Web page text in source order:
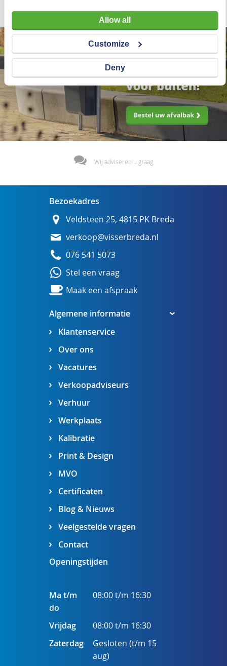
Allow all
Customize
Deny
Wij adviseren u graag
Algemene informatie
Klantenservice
Over ons
Vacatures
Verkoopadviseurs
Verhuur
Werkplaats
Kalibratie
Print & Design
MVO
Certificaten
Blog & Nieuws
Veelgestelde vragen
Contact
Bezoekadres
Veldsteen 25, 4815 PK Breda
verkoop@visserbreda.nl
076 541 5073
Stel een vraag
Maak een afspraak
Openingstijden
Ma t/m
do
08:00 t/m 16:30
Vrijdag
08:00 t/m 16:30
Zaterdag
Gesloten (t/m 15
aug)